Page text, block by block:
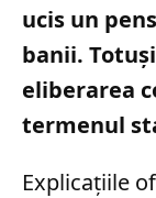
ucis un
banii.
eliberarea
termenul
Explicațiile